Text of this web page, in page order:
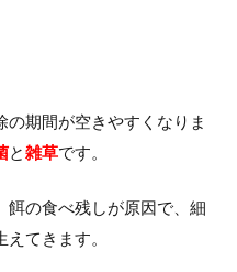
期間が空きやすくなりま
と 雑草です。
餌の食べ残しが原因で、細
てきます。